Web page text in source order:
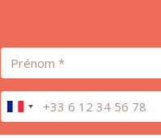
Prénom
Téléphone